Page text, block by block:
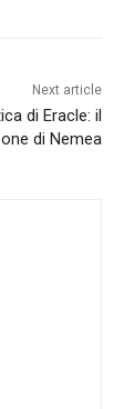
Next article
di Eracle: il
di Nemea